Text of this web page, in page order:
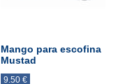
Mango para escofina
Mustad
9.50 €